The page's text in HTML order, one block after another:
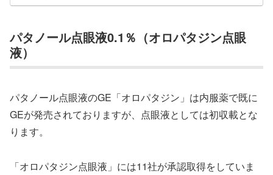
パタノール点眼液0.1％（オロパタジン点眼
液）
パタノール点眼液のGE「オロパタジン」は内服薬で既に
GEが発売されておりますが、点眼液としては初収載とな
ります。
「オロパタジン点眼液」には11社が承認取得をしていま